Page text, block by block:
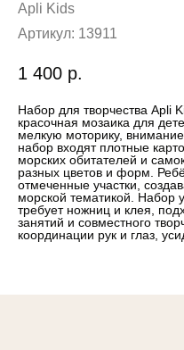
Apli Kids
Артикул: 13911
1 400 р.
Набор для творчества Apli
красочная мозаика для
мелкую моторику,
набор входят плотные
морских обитателей и
разных цветов и форм.
отмеченные участки,
морской тематикой. Набор
требует ножниц и клея,
занятий и совместного
координации рук и глаз,